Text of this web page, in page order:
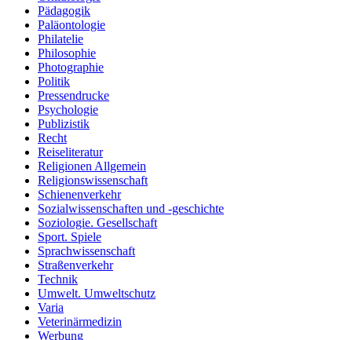
Pädagogik
Paläontologie
Philatelie
Philosophie
Photographie
Politik
Pressendrucke
Psychologie
Publizistik
Recht
Reiseliteratur
Religionen Allgemein
Religionswissenschaft
Schienenverkehr
Sozialwissenschaften und -geschichte
Soziologie. Gesellschaft
Sport. Spiele
Sprachwissenschaft
Straßenverkehr
Technik
Umwelt. Umweltschutz
Varia
Veterinärmedizin
Werbung